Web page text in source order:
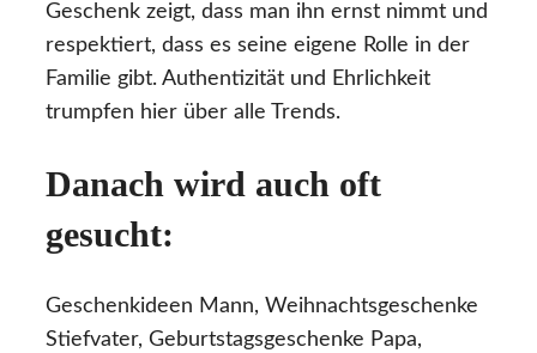
Geschenk zeigt, dass man ihn ernst nimmt und
respektiert, dass es seine eigene Rolle in der
Familie gibt. Authentizität und Ehrlichkeit
trumpfen hier über alle Trends.
Danach wird auch oft
gesucht:
Geschenkideen Mann, Weihnachtsgeschenke
Stiefvater, Geburtstagsgeschenke Papa,